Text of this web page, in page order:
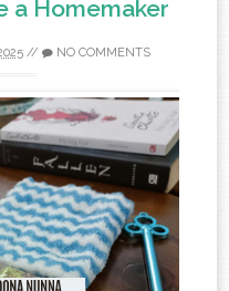
a Homemaker
// NO COMMENTS